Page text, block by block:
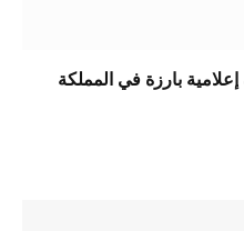
بارزة في المملكة